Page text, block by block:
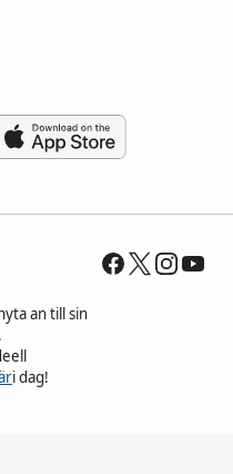
an till sin
i dag!